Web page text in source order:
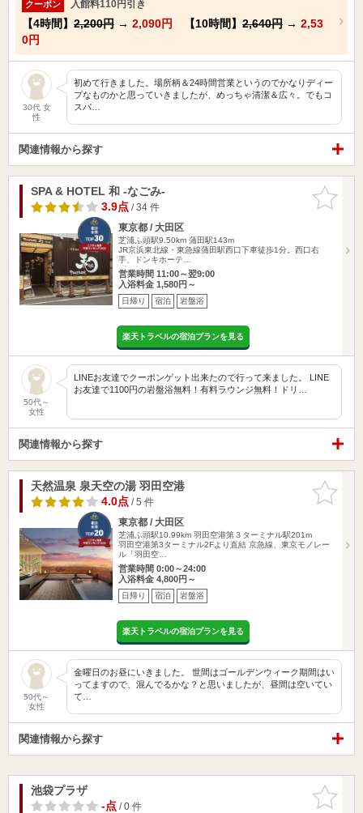
クーポン 入館料110円引き
【4時間】 2,200円 → 2,090円 【10時間】 2,640円 → 2,53
0円
30代 女
性
初めて行きました。場所柄＆24時間営業というのでかなりディー
プなものかと思っていきましたが、めっちゃ清潔＆広々。でもコ
スパ…
関連情報から探す
お気に入
りに追加
SPA & HOTEL 和 -なごみ-
3.9点/ 34 件
東京都 / 大田区
芝浦ふ頭駅9.50km 蒲田駅143m
JR京浜東北線・東急線蒲田駅西口下車徒歩1分。西口右
手、ドンキホーテ…
営業時間 11:00～翌9:00
入浴料金 1,580円～
日帰り 宿泊 岩盤浴
楽天トラベルの宿泊プランを見る
50代～
女性
LINEお友達でクーポンゲット出来たので行って来ました。 LINE
お友達で1100円の岩盤浴無料！有料ラウンジ無料！ドリ…
関連情報から探す
お気に入
りに追加
天然温泉 泉天空の湯 羽田空港
4.0点/ 5 件
東京都 / 大田区
芝浦ふ頭駅10.99km 羽田空港第３ターミナル駅201m
羽田空港第3ターミナル2Fより直結 京急線、東京モノレー
ル「羽田空…
営業時間 0:00～24:00
入浴料金 4,800円～
日帰り 宿泊 岩盤浴
楽天トラベルの宿泊プランを見る
50代～
女性
金曜日のお昼にいきました。 世間はゴールデンウィーク期間はい
ってますので、混んでるかな？と思いましたが、昼間は空いてい
て…
関連情報から探す
お気に入
りに追加
池袋プラザ
-点/ 0 件